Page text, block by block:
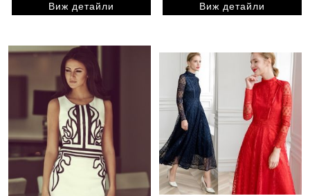
Виж детайли Виж детайли